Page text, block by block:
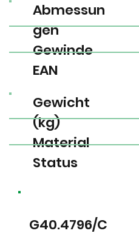
G40.4796/C
EAN
Gewinde
Abmessun
gen
Gewicht
(kg)
Material
Status